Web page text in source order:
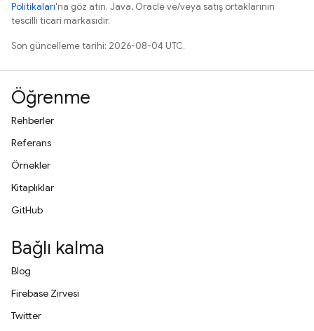
Politikaları'na göz atın. Java, Oracle ve/veya satış ortaklarının
tescilli ticari markasıdır.
Son güncelleme tarihi: 2026-08-04 UTC.
Öğrenme
Rehberler
Referans
Örnekler
Kitaplıklar
GitHub
Bağlı kalma
Blog
Firebase Zirvesi
Twitter